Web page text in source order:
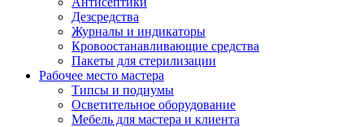
Дезсредства
Журналы и индикаторы
Кровоостанавливающие средства
Пакеты для стерилизации
Рабочее место мастера
Типсы и подиумы
Осветительное оборудование
Мебель для мастера и клиента